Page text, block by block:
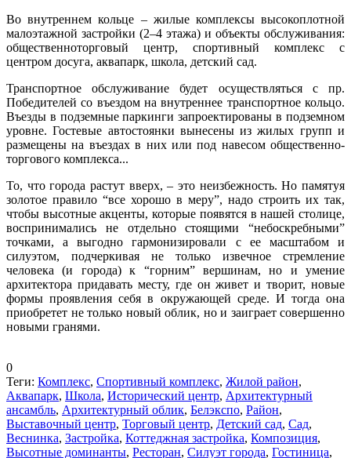
Во внутреннем кольце – жилые комплексы высокоплотной
малоэтажной застройки (2–4 этажа) и объекты обслуживания:
общественно­торговый центр, спортивный комплекс с
центром досуга, аквапарк, школа, детский сад.
Транспортное обслуживание будет осуществляться с пр.
Победителей со въездом на внутреннее транспортное кольцо.
Въезды в подземные паркинги запроектированы в подземном
уровне. Гостевые автостоянки вынесены из жилых групп и
размещены на въездах в них или под навесом общественно­
торгового комплекса...
То, что города растут вверх, – это неизбежность. Но памятуя
золотое правило “все хорошо в меру”, надо строить их так,
чтобы высотные акценты, которые появятся в нашей столице,
воспринимались не отдельно стоящими “небоскребными”
точками, а выгодно гармонизировали с ее масштабом и
силуэтом, подчеркивая не только извечное стремление
человека (и города) к “горним” вершинам, но и умение
архитектора придавать месту, где он живет и творит, новые
формы проявления себя в окружающей среде. И тогда она
приобретет не только новый облик, но и заиграет совершенно
новыми гранями.
0
Теги: Комплекс, Спортивный комплекс, Жилой район,
Аквапарк, Школа, Исторический центр, Архитектурный
ансамбль, Архитектурный облик, Белэкспо, Район,
Выставочный центр, Торговый центр, Детский сад, Сад,
Веснинка, Застройка, Коттеджная застройка, Композиция,
Высотные доминанты, Ресторан, Силуэт города, Гостиница,